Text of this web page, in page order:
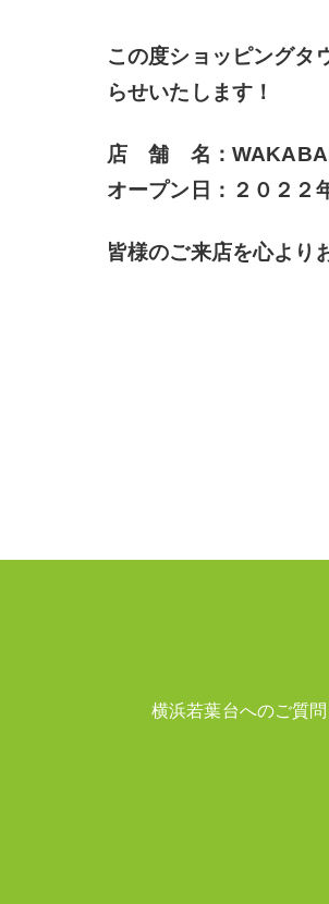
この度ショッピングタ
らせいたします！
店 舗 名：
オープン日：２０２２
皆様のご来店を心より
横浜若葉台へのご質